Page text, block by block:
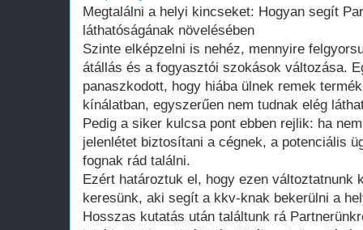
Megtalálni a helyi kincseket: Hogyan segít
láthatóságának növelésében
Szinte elképzelni is nehéz, mennyire
átállás és a fogyasztói szokások változása.
panaszkodott, hogy hiába ülnek remek
kínálatban, egyszerűen nem tudnak elég
Pedig a siker kulcsa pont ebben rejlik: ha
jelenlétet biztosítani a cégnek, a potenciális
fognak rád találni.
Ezért határoztuk el, hogy ezen változtatnunk
keresünk, aki segít a kkv-knak bekerülni a
Hosszas kutatás után találtunk rá